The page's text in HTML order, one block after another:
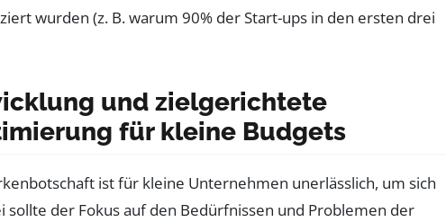
wurden (z. B. warum 90% der Start-ups in den ersten drei
und zielgerichtete
für kleine Budgets
ist für kleine Unternehmen unerlässlich, um sich
sollte der Fokus auf den Bedürfnissen und Problemen der